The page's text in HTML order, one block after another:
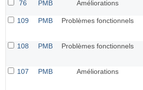
76 PMB Améliorations
109 PMB Problèmes fonctionnels
108 PMB Problèmes fonctionnels
107 PMB Améliorations